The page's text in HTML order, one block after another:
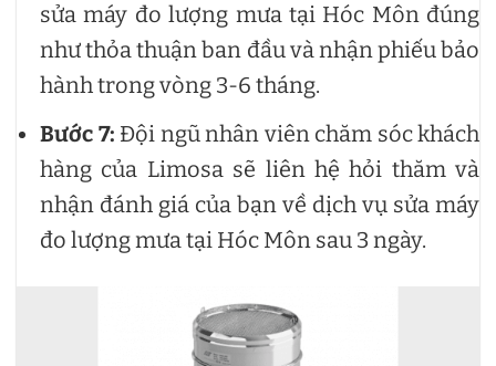
sửa máy đo lượng mưa tại Hóc Môn đúng
như thỏa thuận ban đầu và nhận phiếu bảo
hành trong vòng 3-6 tháng.
Bước 7: Đội ngũ nhân viên chăm sóc khách
hàng của Limosa sẽ liên hệ hỏi thăm và
nhận đánh giá của bạn về dịch vụ sửa máy
đo lượng mưa tại Hóc Môn sau 3 ngày.